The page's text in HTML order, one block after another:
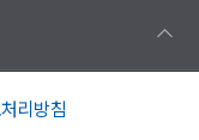
리방침